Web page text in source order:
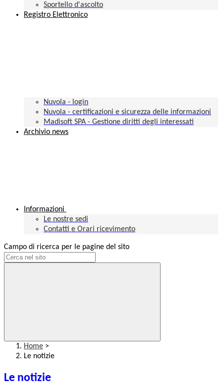
Sportello d'ascolto
Registro Elettronico
Nuvola - login
Nuvola - certificazioni e sicurezza delle informazioni
Madisoft SPA - Gestione diritti degli interessati
Archivio news
Informazioni
Le nostre sedi
Contatti e Orari ricevimento
Campo di ricerca per le pagine del sito
Home >
Le notizie
Le notizie